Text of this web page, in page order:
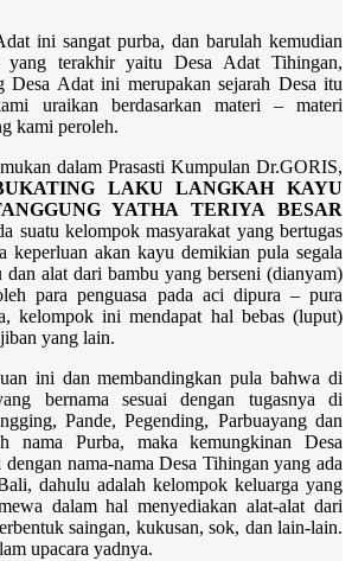
ini sangat purba, dan barulah kemudian
yang terakhir yaitu Desa Adat Tihingan,
Desa Adat ini merupakan sejarah Desa itu
uraikan berdasarkan materi – materi
kami peroleh.
dalam Prasasti Kumpulan Dr.GORIS,
LAKU LANGKAH KAYU
YATHA TERIYA BESAR
suatu kelompok masyarakat yang bertugas
keperluan akan kayu demikian pula segala
dan alat dari bambu yang berseni (dianyam)
para penguasa pada aci dipura – pura
kelompok ini mendapat hal bebas (luput)
yang lain.
ini dan membandingkan pula bahwa di
bernama sesuai dengan tugasnya di
Pande, Pegending, Parbuayang dan
nama Purba, maka kemungkinan Desa
nama-nama Desa Tihingan yang ada
dahulu adalah kelompok keluarga yang
dalam hal menyediakan alat-alat dari
saingan, kukusan, sok, dan lain-lain.
upacara yadnya.